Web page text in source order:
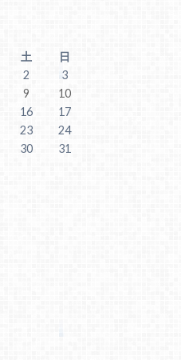
土
日
2
3
9
10
16
17
23
24
30
31